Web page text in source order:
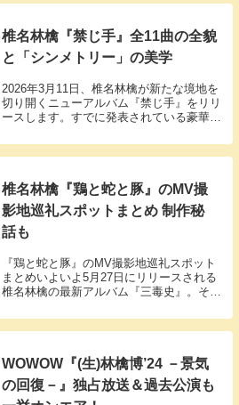
椎名林檎『禁じ手』全11曲の全貌
と「シンメトリー」の美学
2026年3月11日、椎名林檎が新たな境地を
切り開くニューアルバム『禁じ手』をリリ
ースします。すでに発表されている豪華な
なりました。
椎名林檎『鶏と蛇と豚』のMV撮
影地巡礼スポットまとめ 制作秘
話も
『鶏と蛇と豚』のMV撮影地巡礼スポット
まとめいよいよ5月27日にリリースされる
椎名林檎の最新アルバム『三毒史』。その
ミュージックビデオが先日公開されまし
た。『長く短い祭』から『獣ゆく細道』ま
WOWOW『(生)林檎博’24 －景気
の回復－』独占放送＆過去公演も